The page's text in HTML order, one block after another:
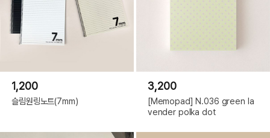
1,200
슬림원링노트(7mm)
3,200
[Memopad] N.036 green la
vender polka dot